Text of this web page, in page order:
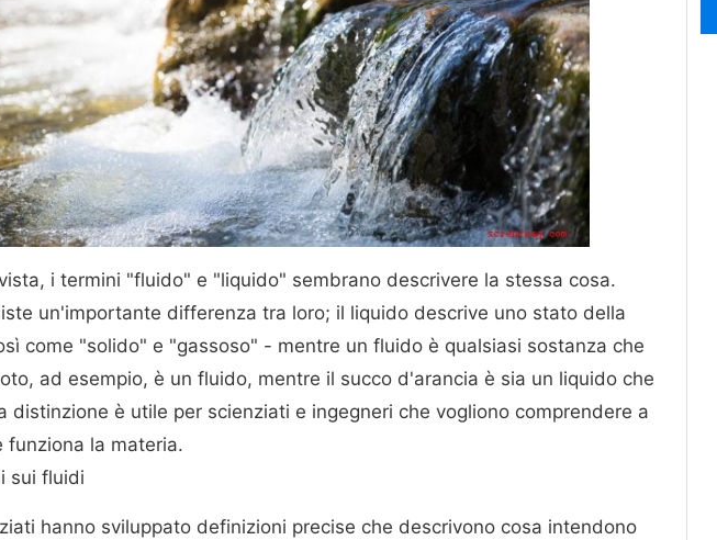
i termini "fluido" e "liquido" sembrano descrivere la stessa cosa.
un'importante differenza tra loro; il liquido descrive uno stato della
come "solido" e "gassoso" - mentre un fluido è qualsiasi sostanza che
ad esempio, è un fluido, mentre il succo d'arancia è sia un liquido che
distinzione è utile per scienziati e ingegneri che vogliono comprendere a
funziona la materia.
sui fluidi
hanno sviluppato definizioni precise che descrivono cosa intendono